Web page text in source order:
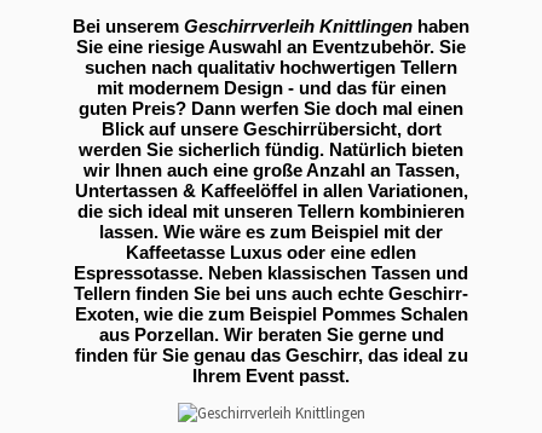
Bei unserem Geschirrverleih Knittlingen haben
Sie eine riesige Auswahl an Eventzubehör. Sie
suchen nach qualitativ hochwertigen Tellern
mit modernem Design - und das für einen
guten Preis? Dann werfen Sie doch mal einen
Blick auf unsere Geschirrübersicht, dort
werden Sie sicherlich fündig. Natürlich bieten
wir Ihnen auch eine große Anzahl an Tassen,
Untertassen & Kaffeelöffel in allen Variationen,
die sich ideal mit unseren Tellern kombinieren
lassen. Wie wäre es zum Beispiel mit der
Kaffeetasse Luxus oder eine edlen
Espressotasse. Neben klassischen Tassen und
Tellern finden Sie bei uns auch echte Geschirr-
Exoten, wie die zum Beispiel Pommes Schalen
aus Porzellan. Wir beraten Sie gerne und
finden für Sie genau das Geschirr, das ideal zu
Ihrem Event passt.